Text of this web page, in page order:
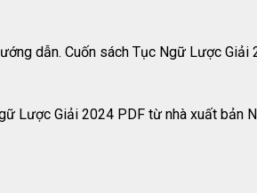
dẫn. Cuốn sách Tục Ngữ Lược Giải
Lược Giải 2024 PDF từ nhà xuất bản